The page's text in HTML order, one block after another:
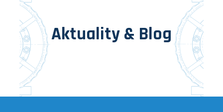
Aktuality & Blog
2. 7. 2026
Certifikace Fugitive Emissions
podle EN ISO 15848.
2. 7. 2026
Naše armatury získaly certifikaci
Fire Safe.